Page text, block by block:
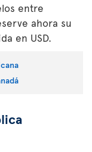
entre
ahora su
en USD.